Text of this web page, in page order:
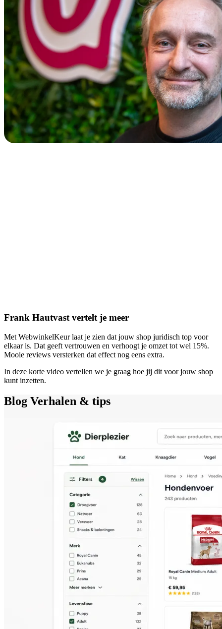
Frank Hautvast vertelt je meer
Met WebwinkelKeur laat je zien dat jouw shop juridisch top voor
elkaar is. Dat geeft vertrouwen en verhoogt je omzet tot wel 15%.
Mooie reviews versterken dat effect nog eens extra.
In deze korte video vertellen we je graag hoe jij dit voor jouw shop
kunt inzetten.
Blog Verhalen & tips